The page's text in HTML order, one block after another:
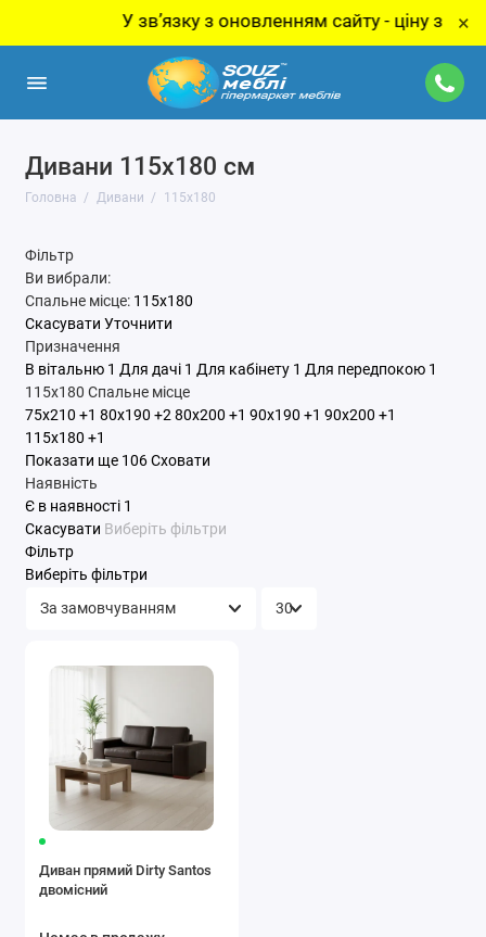
У звʼязку з оновленням сайту - ціну за товар
×
Дивани 115x180 см
Головна Дивани 115x180
Фільтр
Ви вибрали:
Спальне місце: 115x180
Скасувати Уточнити
Призначення
В вітальню 1 Для дачі 1 Для кабінету 1 Для передпокою 1
115x180 Спальне місце
75x210 +1 80x190 +2 80x200 +1 90x190 +1 90x200 +1
115x180 +1
Показати ще 106Сховати
Наявність
Є в наявності 1
Скасувати Виберіть фільтри
Фільтр
Виберіть фільтри
Диван прямий Dirty Santos
двомісний